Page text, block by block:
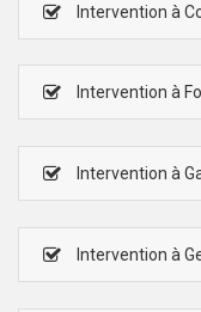
Intervention à
Intervention à
Intervention à
Intervention à